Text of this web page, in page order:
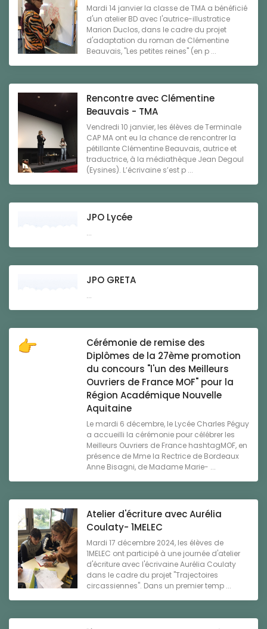
Mardi 14 janvier la classe de TMA a bénéficié
d'un atelier BD avec l'autrice-illustratice
Marion Duclos, dans le cadre du projet
d'adaptation du roman de Clémentine
Beauvais, "Les petites reines" (en p ...
Rencontre avec Clémentine
Beauvais - TMA
Vendredi 10 janvier, les élèves de Terminale
CAP MA ont eu la chance de rencontrer la
pétillante Clémentine Beauvais, autrice et
traductrice, à la médiathèque Jean Degoul
(Eysines). L’écrivaine s’est p ...
JPO Lycée
...
JPO GRETA
...
Cérémonie de remise des
Diplômes de la 27ème promotion
du concours "l'un des Meilleurs
Ouvriers de France MOF" pour la
Région Académique Nouvelle
Aquitaine
Le mardi 6 décembre, le Lycée Charles Péguy
a accueilli la cérémonie pour célébrer les
Meilleurs Ouvriers de France hashtagMOF, en
présence de Mme la Rectrice de Bordeaux
Anne Bisagni, de Madame Marie- ...
Atelier d'écriture avec Aurélia
Coulaty- 1MELEC
Mardi 17 décembre 2024, les élèves de
1MELEC ont participé à une journée d'atelier
d'écriture avec l'écrivaine Aurélia Coulaty
dans le cadre du projet "Trajectoires
circassiennes". Dans un premier temp ...